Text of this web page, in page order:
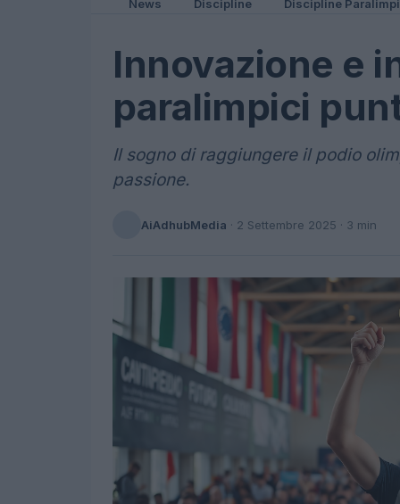
News Discipline Discipline
Innovazione e
paralimpici
Il sogno di raggiungere il podio
passione.
AiAdhubMedia · 2 Settembre 2025 · 3 min